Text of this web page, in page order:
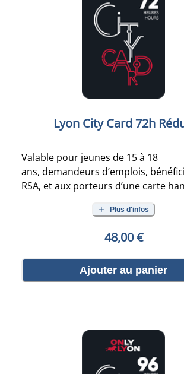
Lyon City Card 72h
Valable pour jeunes de 15 à 18
ans, demandeurs d’emplois,
RSA, et aux porteurs d’une carte
Plus d'infos
48,00 €
Ajouter au panier